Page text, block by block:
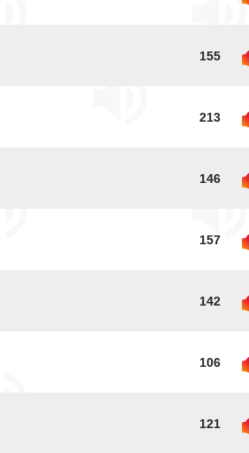
155
213
146
157
142
106
121